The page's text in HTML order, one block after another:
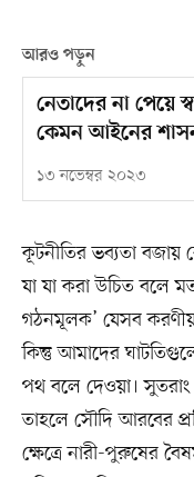
আরও পড়ুন
নেতাদের না
কেমন আইনের
১৩ নভেম্বর ২০২৩
কূটনীতির ভব্যতা বজায়
যা যা করা উচিত বলে মত
গঠনমূলক’ যেসব
কিন্তু আমাদের
পথ বলে দেওয়া।
তাহলে সৌদি আরবের
ক্ষেত্রে নারী-পুরুষের